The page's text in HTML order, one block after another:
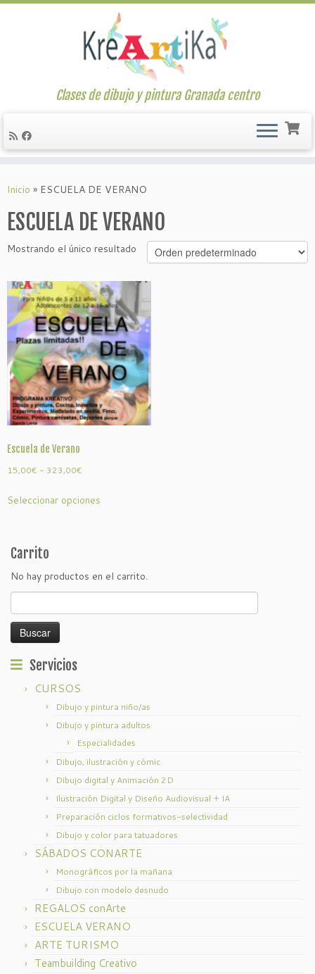
Clases de dibujo y pintura Granada centro
Inicio » ESCUELA DE VERANO
ESCUELA DE VERANO
Mostrando el único resultado
Escuela de Verano
15,00€ - 323,00€
precios:
Seleccionar opciones
opciones
pueden
producto
Carrito
No hay productos en el carrito.
Servicios
CURSOS
Dibujo y pintura niño/as
Dibujo y pintura adultos
Especialidades
Dibujo, ilustración y cómic
Dibujo digital y Animación 2D
Ilustración Digital y Diseño Audiovisual + IA
Preparación ciclos formativos-selectividad
Dibujo y color para tatuadores
SÁBADOS CONARTE
Monográficos por la mañana
Dibujo con modelo desnudo
REGALOS conArte
ESCUELA VERANO
ARTE TURISMO
Teambuilding Creativo